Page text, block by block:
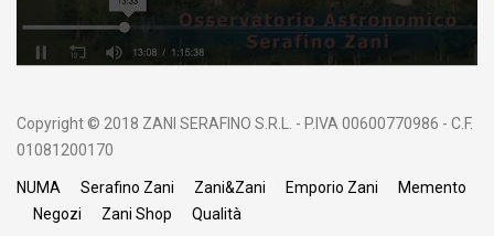
Copyright © 2018 ZANI SERAFINO S.R.L. - P.IVA 00600770986 - C.F.
01081200170
NUMA Serafino Zani Zani&Zani Emporio Zani
Memento
Negozi
Zani Shop Qualità